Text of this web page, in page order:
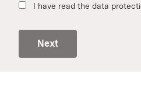
I have read the data
Next